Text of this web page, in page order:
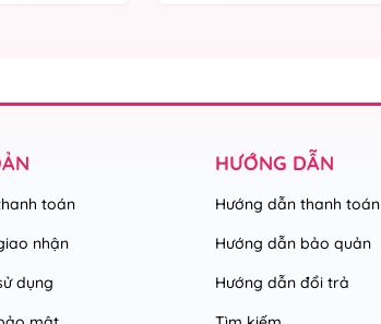
toán
nhận
dụng
HƯỚNG DẪN
Hướng dẫn thanh toán
Hướng dẫn bảo quản
Hướng dẫn đổi trả